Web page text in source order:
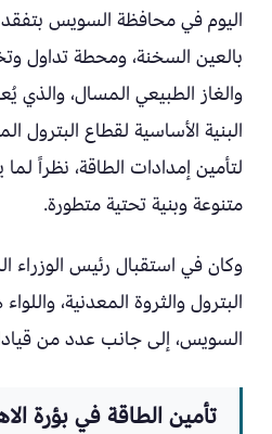
اليوم في محافظة السويس بتفقد
بالعين السخنة، ومحطة تداول
والغاز الطبيعي المسال، والذي
البنية الأساسية لقطاع البترول
لتأمين إمدادات الطاقة، نظراً
متنوعة وبنية تحتية متطورة.
وكان في استقبال رئيس الوزراء
البترول والثروة المعدنية،
السويس، إلى جانب عدد من
تأمين الطاقة في بؤرة